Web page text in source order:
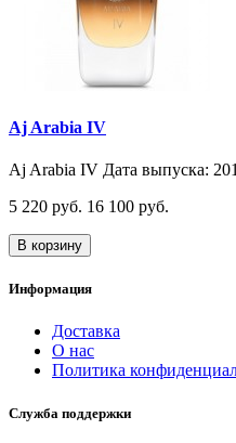
Aj Arabia IV
Aj Arabia IV Дата выпуска:
5 220 руб. 16 100 руб.
В корзину
Информация
Доставка
О нас
Политика
Служба поддержки